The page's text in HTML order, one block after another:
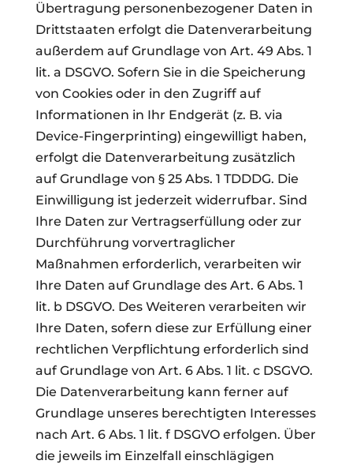
Übertragung personenbezogener Daten in
Drittstaaten erfolgt die Datenverarbeitung
außerdem auf Grundlage von Art. 49 Abs. 1
lit. a DSGVO. Sofern Sie in die Speicherung
von Cookies oder in den Zugriff auf
Informationen in Ihr Endgerät (z. B. via
Device-Fingerprinting) eingewilligt haben,
erfolgt die Datenverarbeitung zusätzlich
auf Grundlage von § 25 Abs. 1 TDDDG. Die
Einwilligung ist jederzeit widerrufbar. Sind
Ihre Daten zur Vertragserfüllung oder zur
Durchführung vorvertraglicher
Maßnahmen erforderlich, verarbeiten wir
Ihre Daten auf Grundlage des Art. 6 Abs. 1
lit. b DSGVO. Des Weiteren verarbeiten wir
Ihre Daten, sofern diese zur Erfüllung einer
rechtlichen Verpflichtung erforderlich sind
auf Grundlage von Art. 6 Abs. 1 lit. c DSGVO.
Die Datenverarbeitung kann ferner auf
Grundlage unseres berechtigten Interesses
nach Art. 6 Abs. 1 lit. f DSGVO erfolgen. Über
die jeweils im Einzelfall einschlägigen